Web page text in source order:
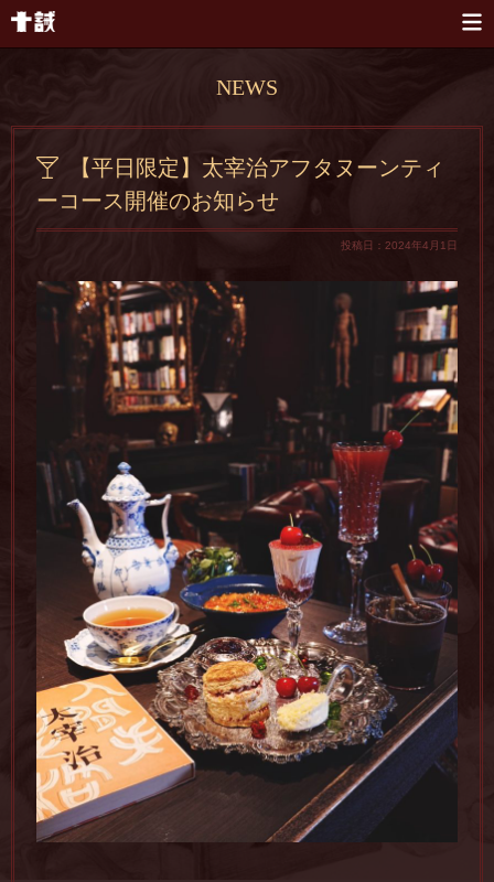
NEWS
【平日限定】太宰治アフタヌーンティ
ーコース開催のお知らせ
投稿日：2024年4月1日